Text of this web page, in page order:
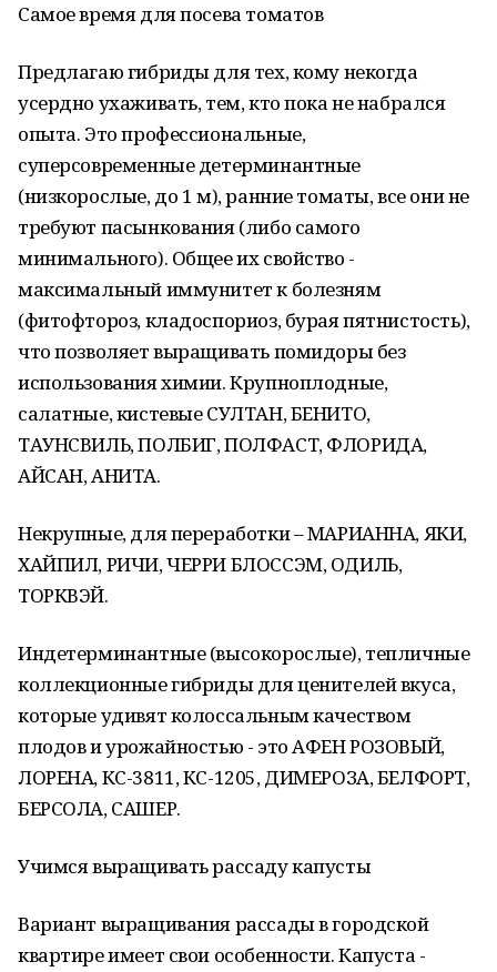
Самое время для посева томатов
Предлагаю гибриды для тех, кому некогда
усердно ухаживать, тем, кто пока не набрался
опыта. Это профессиональные,
суперсовременные детерминантные
(низкорослые, до 1 м), ранние томаты, все они не
требуют пасынкования (либо самого
минимального). Общее их свойство -
максимальный иммунитет к болезням
(фитофтороз, кладоспориоз, бурая пятнистость),
что позволяет выращивать помидоры без
использования химии. Крупноплодные,
салатные, кистевые СУЛТАН, БЕНИТО,
ТАУНСВИЛЬ, ПОЛБИГ, ПОЛФАСТ, ФЛОРИДА,
АЙСАН, АНИТА.
Некрупные, для переработки – МАРИАННА, ЯКИ,
ХАЙПИЛ, РИЧИ, ЧЕРРИ БЛОССЭМ, ОДИЛЬ,
ТОРКВЭЙ.
Индетерминантные (высокорослые), тепличные
коллекционные гибриды для ценителей вкуса,
которые удивят колоссальным качеством
плодов и урожайностью - это АФЕН РОЗОВЫЙ,
ЛОРЕНА, КС-3811, КС-1205, ДИМЕРОЗА, БЕЛФОРТ,
БЕРСОЛА, САШЕР.
Учимся выращивать рассаду капусты
Вариант выращивания рассады в городской
квартире имеет свои особенности. Капуста -